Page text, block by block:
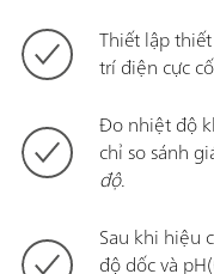
Thiết lập
trí điện cực
Đo nhiệt độ
chỉ so sánh
độ.
Sau khi hiệu
độ dốc và